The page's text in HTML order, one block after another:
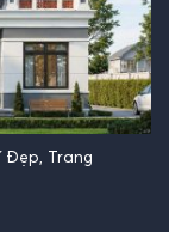
Đẹp, Trang